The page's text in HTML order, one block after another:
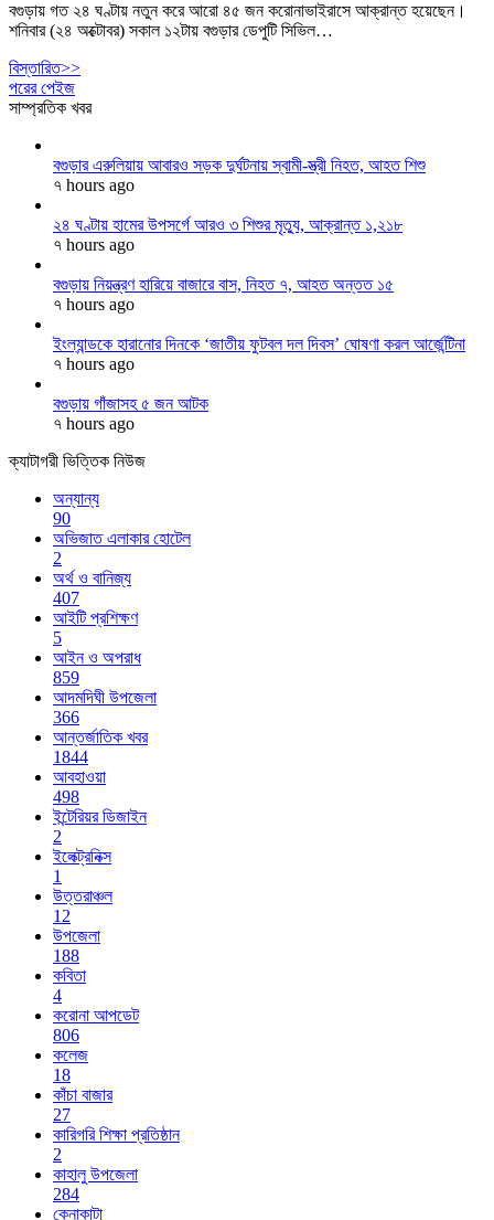
বগুড়ায় গত ২৪ ঘণ্টায় নতুন করে আরো ৪৫ জন করোনাভাইরাসে আক্রান্ত হয়েছেন।
শনিবার (২৪ অক্টোবর) সকাল ১২টায় বগুড়ার ডেপুটি সিভিল…
বিস্তারিত>>
পরের পেইজ
সাম্প্রতিক খবর
বগুড়ার এরুলিয়ায় আবারও সড়ক দুর্ঘটনায় স্বামী-স্ত্রী নিহত, আহত শিশু
৭ hours ago
২৪ ঘণ্টায় হামের উপসর্গে আরও ৩ শিশুর মৃত্যু, আক্রান্ত ১,২১৮
৭ hours ago
বগুড়ায় নিয়ন্ত্রণ হারিয়ে বাজারে বাস, নিহত ৭, আহত অন্তত ১৫
৭ hours ago
ইংল্যান্ডকে হারানোর দিনকে ‘জাতীয় ফুটবল দল দিবস’ ঘোষণা করল আর্জেন্টিনা
৭ hours ago
বগুড়ায় গাঁজাসহ ৫ জন আটক
৭ hours ago
ক্যাটাগরী ভিত্তিক নিউজ
অন্যান্য
90
অভিজাত এলাকার হোটেল
2
অর্থ ও বানিজ্য
407
আইটি প্রশিক্ষণ
5
আইন ও অপরাধ
859
আদমদিঘী উপজেলা
366
আন্তর্জাতিক খবর
1844
আবহাওয়া
498
ইন্টেরিয়র ডিজাইন
2
ইলেক্ট্রনিক্স
1
উত্তরাঞ্চল
12
উপজেলা
188
কবিতা
4
করোনা আপডেট
806
কলেজ
18
কাঁচা বাজার
27
কারিগরি শিক্ষা প্রতিষ্ঠান
2
কাহালু উপজেলা
284
কেনাকাটা